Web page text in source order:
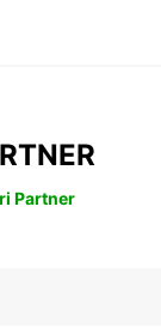
Partner